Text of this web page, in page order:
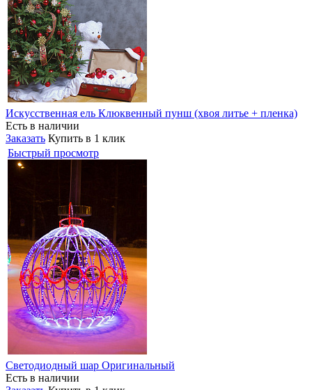
Искусственная ель Клюквенный пунш (хвоя литье + пленка)
Есть в наличии
Заказать Купить в 1 клик
Быстрый просмотр
Светодиодный шар Оригинальный
Есть в наличии